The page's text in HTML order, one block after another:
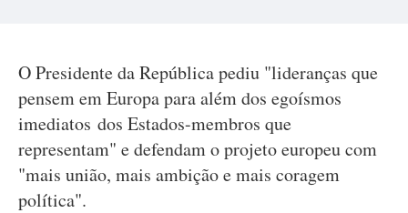
O Presidente da República pediu "lideranças que
pensem em Europa para além dos egoísmos
imediatos dos Estados-membros que
representam" e defendam o projeto europeu com
"mais união, mais ambição e mais coragem
política".